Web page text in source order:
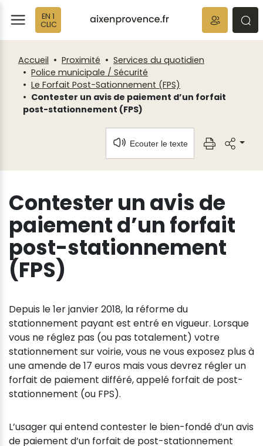
EN 1
CLIC
Accueil Proximité
Services du quotidien
Police municipale / Sécurité
Le Forfait Post-Sationnement (FPS)
Contester un avis de paiement d’un forfait
post-stationnement (FPS)
Ecouter le texte
Contester un avis de
paiement d’un forfait
post-stationnement
(FPS)
Depuis le 1er janvier 2018, la réforme du
stationnement payant est entré en vigueur. Lorsque
vous ne réglez pas (ou pas totalement) votre
stationnement sur voirie, vous ne vous exposez plus à
une amende de 17 euros mais vous devrez régler un
forfait de paiement différé, appelé forfait de post-
stationnement (ou FPS).
L’usager qui entend contester le bien-fondé d’un avis
de paiement d’un forfait de post-stationnement
Fenêtre
de
chat
Panneau de gestion des cookies